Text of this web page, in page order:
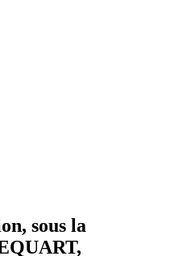
sous la